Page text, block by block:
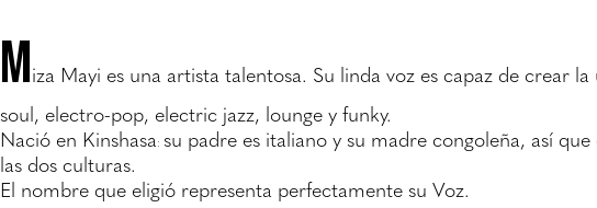
Miza Mayi es una artista talentosa. Su linda voz es capaz de crear
soul, electro-pop, electric jazz, lounge y funky.
Nació en Kinshasa: su padre es italiano y su madre congoleña, así
las dos culturas.
El nombre que eligió representa perfectamente su Voz.